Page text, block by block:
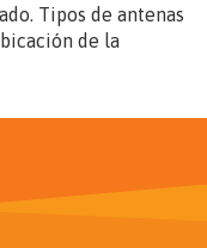
Tipos de antenas
de la